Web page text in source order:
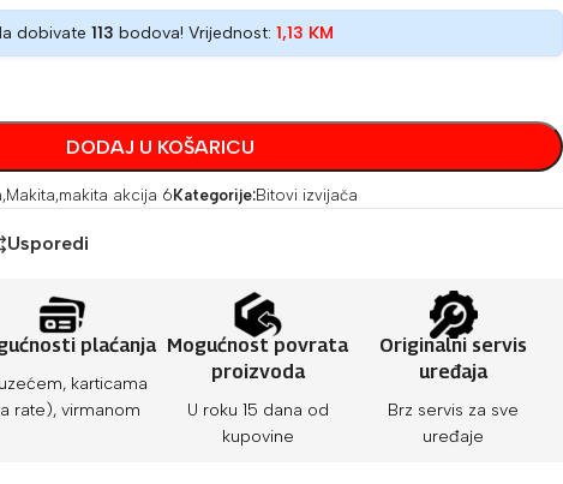
dobivate 113 bodova! Vrijednost: 1,13 KM
DODAJ U KOŠARICU
,Makita,makita akcija 6 Kategorije:Bitovi izvijača
Usporedi
plaćanja
karticama
rate), virmanom
Mogućnost povrata
proizvoda
U roku 15 dana od
kupovine
Originalni servis
uređaja
Brz servis za sve
uređaje